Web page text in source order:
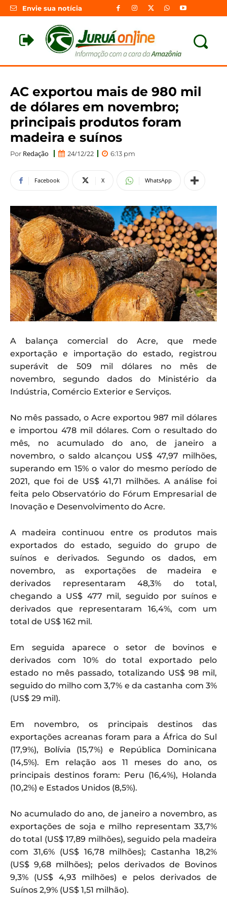
Envie sua notícia
AC exportou mais de 980 mil
de dólares em novembro;
principais produtos foram
madeira e suínos
Por Redação 24/12/22 6:13 pm
Facebook X WhatsApp
A balança comercial do Acre, que mede
exportação e importação do estado, registrou
superávit de 509 mil dólares no mês de
novembro, segundo dados do Ministério da
Indústria, Comércio Exterior e Serviços.
No mês passado, o Acre exportou 987 mil dólares
e importou 478 mil dólares. Com o resultado do
mês, no acumulado do ano, de janeiro a
novembro, o saldo alcançou US$ 47,97 milhões,
superando em 15% o valor do mesmo período de
2021, que foi de US$ 41,71 milhões. A análise foi
feita pelo Observatório do Fórum Empresarial de
Inovação e Desenvolvimento do Acre.
A madeira continuou entre os produtos mais
exportados do estado, seguido do grupo de
suínos e derivados. Segundo os dados, em
novembro, as exportações de madeira e
derivados representaram 48,3% do total,
chegando a US$ 477 mil, seguido por suínos e
derivados que representaram 16,4%, com um
total de US$ 162 mil.
Em seguida aparece o setor de bovinos e
derivados com 10% do total exportado pelo
estado no mês passado, totalizando US$ 98 mil,
seguido do milho com 3,7% e da castanha com 3%
(US$ 29 mil).
Em novembro, os principais destinos das
exportações acreanas foram para a África do Sul
(17,9%), Bolívia (15,7%) e República Dominicana
(14,5%). Em relação aos 11 meses do ano, os
principais destinos foram: Peru (16,4%), Holanda
(10,2%) e Estados Unidos (8,5%).
No acumulado do ano, de janeiro a novembro, as
exportações de soja e milho representam 33,7%
do total (US$ 17,89 milhões), seguido pela madeira
com 31,6% (US$ 16,78 milhões); Castanha 18,2%
(US$ 9,68 milhões); pelos derivados de Bovinos
9,3% (US$ 4,93 milhões) e pelos derivados de
Suínos 2,9% (US$ 1,51 milhão).